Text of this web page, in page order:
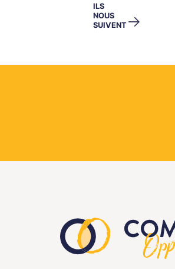
ILS
NOUS
SUIVENT →